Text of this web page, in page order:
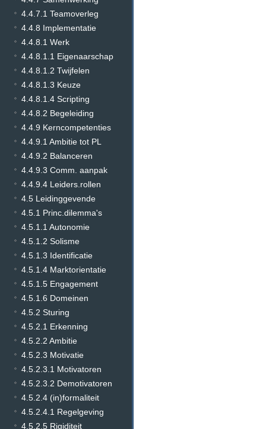
4.4.7.1 Teamoverleg
4.4.8 Implementatie
4.4.8.1 Werk
4.4.8.1.1 Eigenaarschap
4.4.8.1.2 Twijfelen
4.4.8.1.3 Keuze
4.4.8.1.4 Scripting
4.4.8.2 Begeleiding
4.4.9 Kerncompetenties
4.4.9.1 Ambitie tot PL
4.4.9.2 Balanceren
4.4.9.3 Comm. aanpak
4.4.9.4 Leiders.rollen
4.5 Leidinggevende
4.5.1 Princ.dilemma's
4.5.1.1 Autonomie
4.5.1.2 Solisme
4.5.1.3 Identificatie
4.5.1.4 Marktorientatie
4.5.1.5 Engagement
4.5.1.6 Domeinen
4.5.2 Sturing
4.5.2.1 Erkenning
4.5.2.2 Ambitie
4.5.2.3 Motivatie
4.5.2.3.1 Motivatoren
4.5.2.3.2 Demotivatoren
4.5.2.4 (in)formaliteit
4.5.2.4.1 Regelgeving
4.5.2.5 Rigiditeit